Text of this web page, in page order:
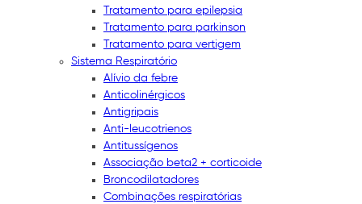
Tratamento para epilepsia
Tratamento para parkinson
Tratamento para vertigem
Sistema Respiratório
Alívio da febre
Anticolinérgicos
Antigripais
Anti-leucotrienos
Antitussígenos
Associação beta2 + corticoide
Broncodilatadores
Combinações respiratórias